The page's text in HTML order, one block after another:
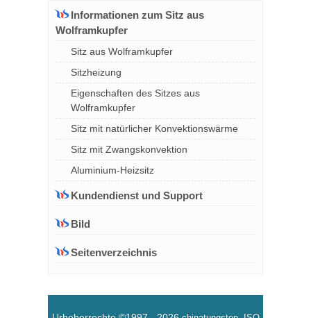
Informationen zum Sitz aus
Wolframkupfer
Sitz aus Wolframkupfer
Sitzheizung
Eigenschaften des Sitzes aus
Wolframkupfer
Sitz mit natürlicher Konvektionswärme
Sitz mit Zwangskonvektion
Aluminium-Heizsitz
Kundendienst und Support
Bild
Seitenverzeichnis